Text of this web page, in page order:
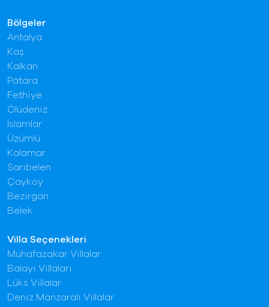
Villa Seçenekleri
Muhafazakar Villalar
Balayı Villaları
Lüks Villalar
Deniz Manzaralı Villalar
Bölgeler
Antalya
Kaş
Kalkan
Patara
Fethiye
Ölüdeniz
İslamlar
Üzümlü
Kalamar
Sarıbelen
Çayköy
Bezirgan
Belek